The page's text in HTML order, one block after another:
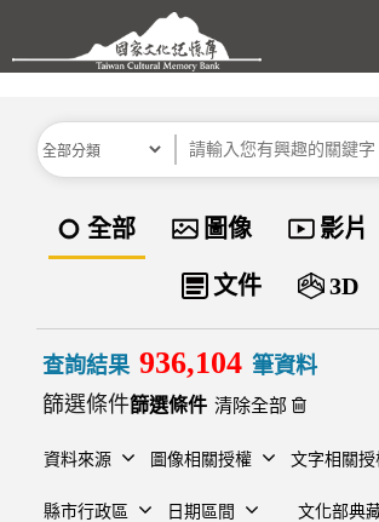
跳到主要內容區塊
分類 關鍵字
資料類型
全部 圖像 影片
文件 3D
查詢結果 936,104 筆資料
篩選條件
清除全部
資料來源 圖像相關授權 文字相關授
縣市行政區 日期區間
建檔單位